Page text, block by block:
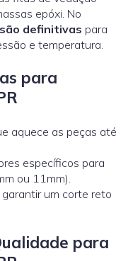
epóxi. No
definitivas para
e temperatura.
para
aquece as peças até
específicos para
ou 11mm).
garantir um corte reto
para